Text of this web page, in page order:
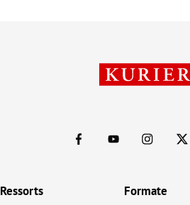
Ressorts Formate